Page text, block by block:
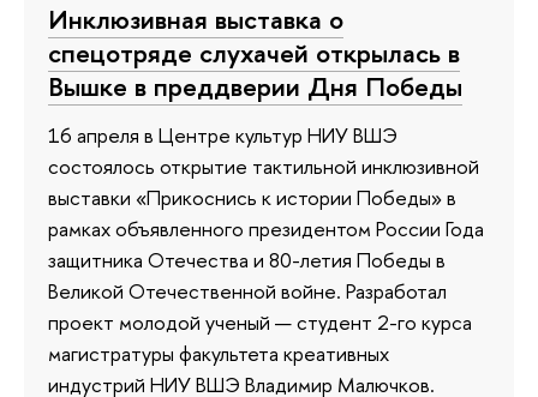
Инклюзивная выставка о
спецотряде слухачей открылась в
Вышке в преддверии Дня Победы
16 апреля в Центре культур НИУ ВШЭ
состоялось открытие тактильной инклюзивной
выставки «Прикоснись к истории Победы» в
рамках объявленного президентом России Года
защитника Отечества и 80-летия Победы в
Великой Отечественной войне. Разработал
проект молодой ученый — студент 2-го курса
магистратуры факультета креативных
индустрий НИУ ВШЭ Владимир Малючков.